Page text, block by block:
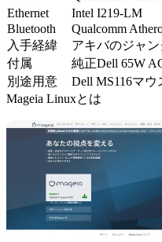
Ethernet
Intel I219-LM
Bluetooth
Qualcomm
入手経緯
アキバのジャ
付属
純正Dell 65W
別途用意
Dell MS116マウ
Mageia Linuxとは